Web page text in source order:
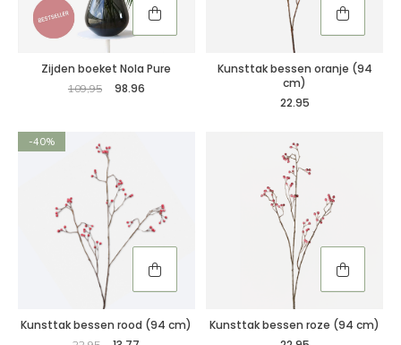
Zijden boeket Nola Pure
109,95 98.96
Kunsttak bessen oranje (94
cm)
22.95
-40%
Kunsttak bessen rood (94 cm)
Kunsttak bessen roze (94 cm)